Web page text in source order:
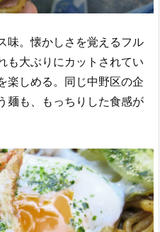
味。懐かしさを覚えるフル
も大ぶりにカットされてい
楽しめる。同じ中野区の企
麺も、もっちりした食感が